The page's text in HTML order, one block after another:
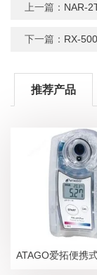
上一篇： NAR-
下一篇： RX-
推荐产品
ATAGO爱拓便携